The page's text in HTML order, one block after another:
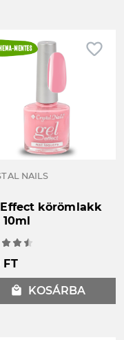
favorite_border
NAILS
Effect körömlakk
FT
local_mall KOSÁRBA